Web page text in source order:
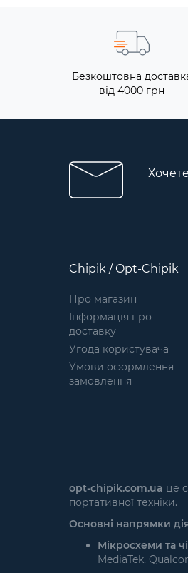
Безкоштовна
від 4000 грн
Chipik / Opt-Chipik
Про магазин
Інформація про
доставку
Угода користувача
Умови оформлення
замовлення
opt-chipik.com.ua це
портативної техніки.
Основні напрямки
Мікросхеми та
MediaTek,